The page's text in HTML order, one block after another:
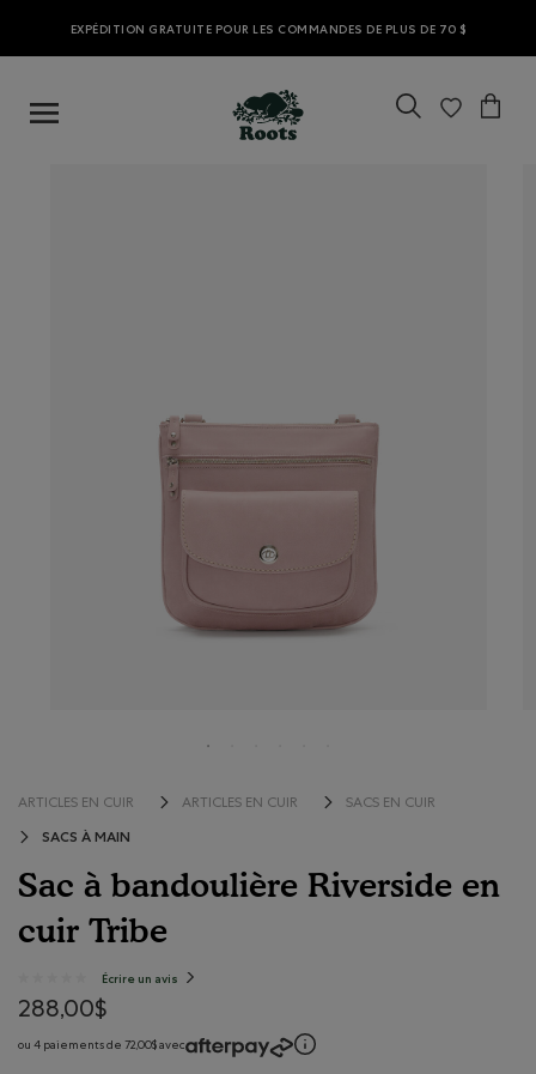
EXPÉDITION GRATUITE POUR LES COMMANDES DE PLUS DE 70 $
ARTICLES EN CUIR ARTICLES EN CUIR SACS EN CUIR
SACS À MAIN
Sac à bandoulière Riverside en
cuir Tribe
5 sur 5 évaluations de consommateurs
note
Sac
Écrire un avis
d'une
boîte
288,00$
ou 4 paiements de 72,00$ avec